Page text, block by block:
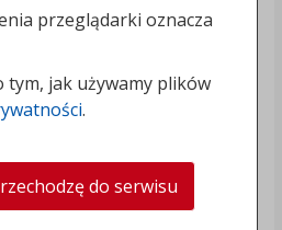
przeglądarki oznacza
tym, jak używamy plików
.
do serwisu